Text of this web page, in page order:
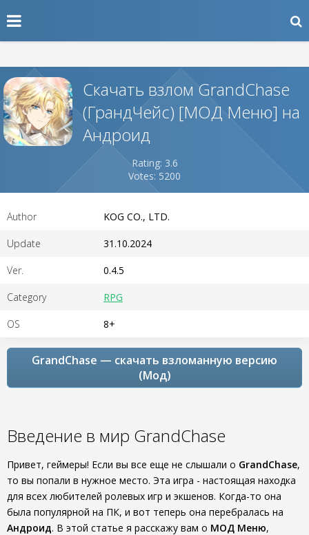
Скачать взлом GrandChase
(ГрандЧейс) [МОД Меню] на
Андроид
Rating: 3.6
Votes: 5200
Author KOG CO., LTD.
Update 31.10.2024
Ver. 0.4.5
Category RPG
OS 8+
GrandChase — скачать взломанную версию
(Мод)
Введение в мир GrandChase
Привет, геймеры! Если вы все еще не слышали о GrandChase,
то вы попали в нужное место. Эта игра - настоящая находка
для всех любителей ролевых игр и экшенов. Когда-то она
была популярной на ПК, и вот теперь она перебралась на
Андроид. В этой статье я расскажу вам о МОД Меню,